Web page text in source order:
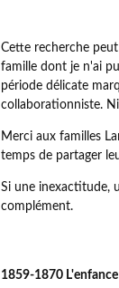
Cette recherche
famille dont je n'ai
période délicate
collaborationniste.
Merci aux familles
temps de partager
Si une inexactitude,
complément.
1859-1870